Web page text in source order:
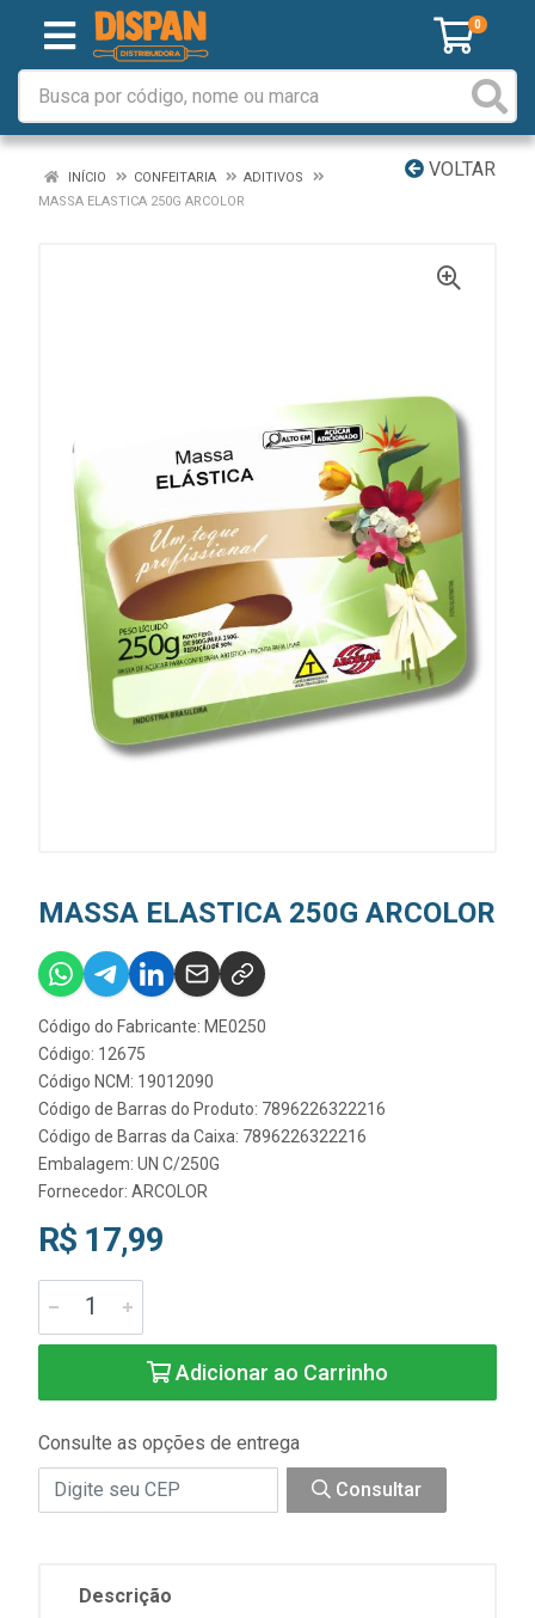
0
VOLTAR
INÍCIO CONFEITARIA
ADITIVOS
MASSA ELASTICA 250G ARCOLOR
MASSA ELASTICA 250G ARCOLOR
Código do Fabricante: ME0250
Código: 12675
Código NCM: 19012090
Código de Barras do Produto: 7896226322216
Código de Barras da Caixa: 7896226322216
Embalagem: UN C/250G
Fornecedor: ARCOLOR
R$ 17,99
Adicionar ao Carrinho
Consulte as opções de entrega
Consultar
Descrição